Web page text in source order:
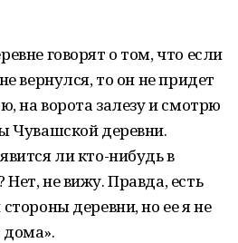
говорят о том, что если
вернулся, то он не придет
на ворота залезу и смотрю
Чувашской деревни.
ли кто-нибудь в
не вижу. Правда, есть
деревни, но ее я не
дома».